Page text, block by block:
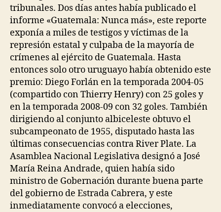
tribunales. Dos días antes había publicado el
informe «Guatemala: Nunca más», este reporte
exponía a miles de testigos y víctimas de la
represión estatal y culpaba de la mayoría de
crímenes al ejército de Guatemala. Hasta
entonces solo otro uruguayo había obtenido este
premio: Diego Forlán en la temporada 2004-05
(compartido con Thierry Henry) con 25 goles y
en la temporada 2008-09 con 32 goles. También
dirigiendo al conjunto albiceleste obtuvo el
subcampeonato de 1955, disputado hasta las
últimas consecuencias contra River Plate. La
Asamblea Nacional Legislativa designó a José
María Reina Andrade, quien había sido
ministro de Gobernación durante buena parte
del gobierno de Estrada Cabrera, y este
inmediatamente convocó a elecciones,